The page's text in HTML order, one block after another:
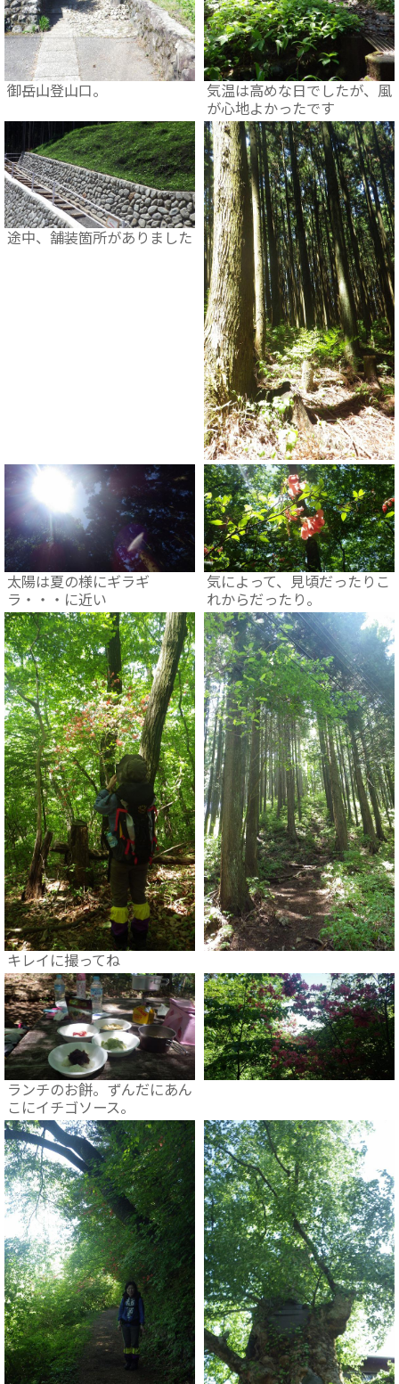
御岳山登山口。
気温は高めな日でしたが、風
が心地よかったです
途中、舗装箇所がありました
太陽は夏の様にギラギ
ラ・・・に近い
気によって、見頃だったりこ
れからだったり。
キレイに撮ってね
ランチのお餅。ずんだにあん
こにイチゴソース。